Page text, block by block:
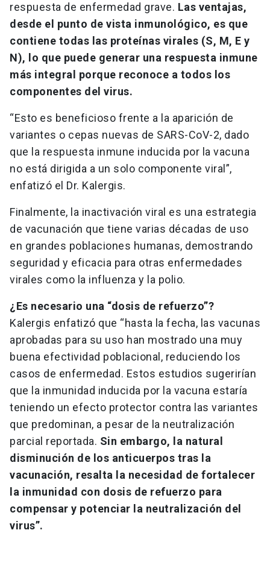
respuesta de enfermedad grave. Las ventajas,
desde el punto de vista inmunológico, es que
contiene todas las proteínas virales (S, M, E y
N), lo que puede generar una respuesta inmune
más integral porque reconoce a todos los
componentes del virus.
“Esto es beneficioso frente a la aparición de
variantes o cepas nuevas de SARS-CoV-2, dado
que la respuesta inmune inducida por la vacuna
no está dirigida a un solo componente viral”,
enfatizó el Dr. Kalergis.
Finalmente, la inactivación viral es una estrategia
de vacunación que tiene varias décadas de uso
en grandes poblaciones humanas, demostrando
seguridad y eficacia para otras enfermedades
virales como la influenza y la polio.
¿Es necesario una “dosis de refuerzo”?
Kalergis enfatizó que “hasta la fecha, las vacunas
aprobadas para su uso han mostrado una muy
buena efectividad poblacional, reduciendo los
casos de enfermedad. Estos estudios sugerirían
que la inmunidad inducida por la vacuna estaría
teniendo un efecto protector contra las variantes
que predominan, a pesar de la neutralización
parcial reportada. Sin embargo, la natural
disminución de los anticuerpos tras la
vacunación, resalta la necesidad de fortalecer
la inmunidad con dosis de refuerzo para
compensar y potenciar la neutralización del
virus”.